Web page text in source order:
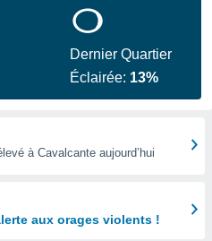
Dernier Quartier
Éclairée: 13%
à Cavalcante aujourd’hui
aux orages violents !